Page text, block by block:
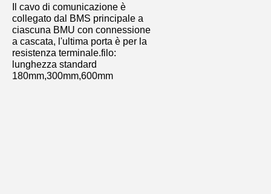
Il cavo di comunicazione è
collegato dal BMS principale a
ciascuna BMU con connessione
a cascata, l'ultima porta è per la
resistenza terminale.filo:
lunghezza standard
180mm,300mm,600mm